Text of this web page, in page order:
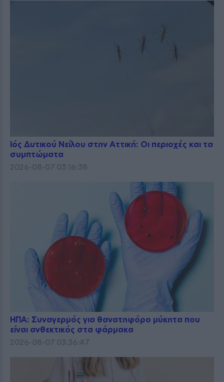
Ιός Δυτικού Νείλου στην Αττική: Οι περιοχές και τα
συμπτώματα
2026-08-07 03:16:38
ΗΠΑ: Συναγερμός για θανατηφόρο μύκητα που
είναι ανθεκτικός στα φάρμακα
2026-08-07 03:36:47